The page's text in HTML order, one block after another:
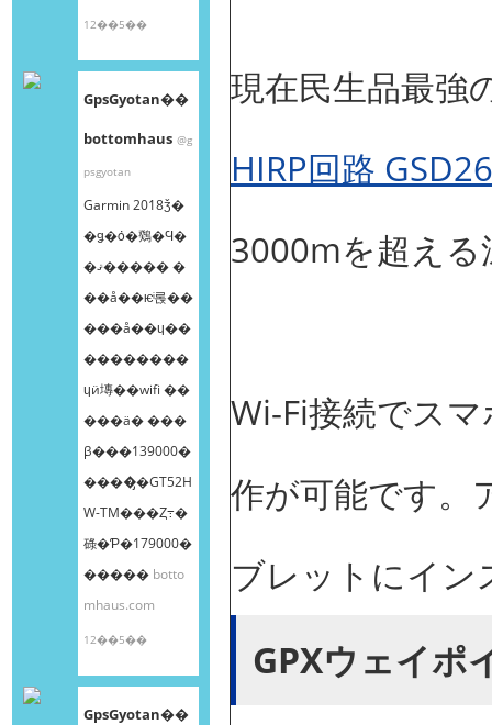
12��5��
GpsGyotan��
bottomhaus @g
psgyotan
Garmin 2018ǯ�
�ǥ�ȯ�䳫�Ϥ�
�ޤ����� �
��å��ѥͥ롡��
���å��ɥ��
��������
ɥӥ塼��wifi ��
���ä� ���
β���139000�
����̡�GT52H
W-TM���Ȥ߹�
碌�Ƥ�179000�
����� botto
mhaus.com
12��5��
GpsGyotan��
現在民生品最強
HIRP回路 GSD26
3000mを超え
Wi-Fi接続でス
作が可能です。
ブレットにイン
GPXウェイポ